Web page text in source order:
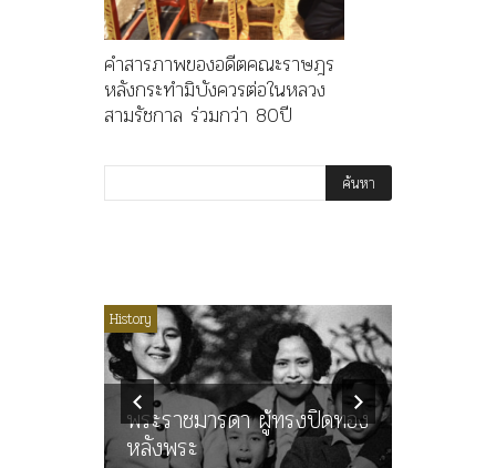
คำสารภาพของอดีตคณะราษฎร
หลังกระทำมิบังควรต่อในหลวง
สามรัชกาล ร่วมกว่า 80ปี
History
พระราชมารดา ผู้ทรงปิดทอง
หลังพระ